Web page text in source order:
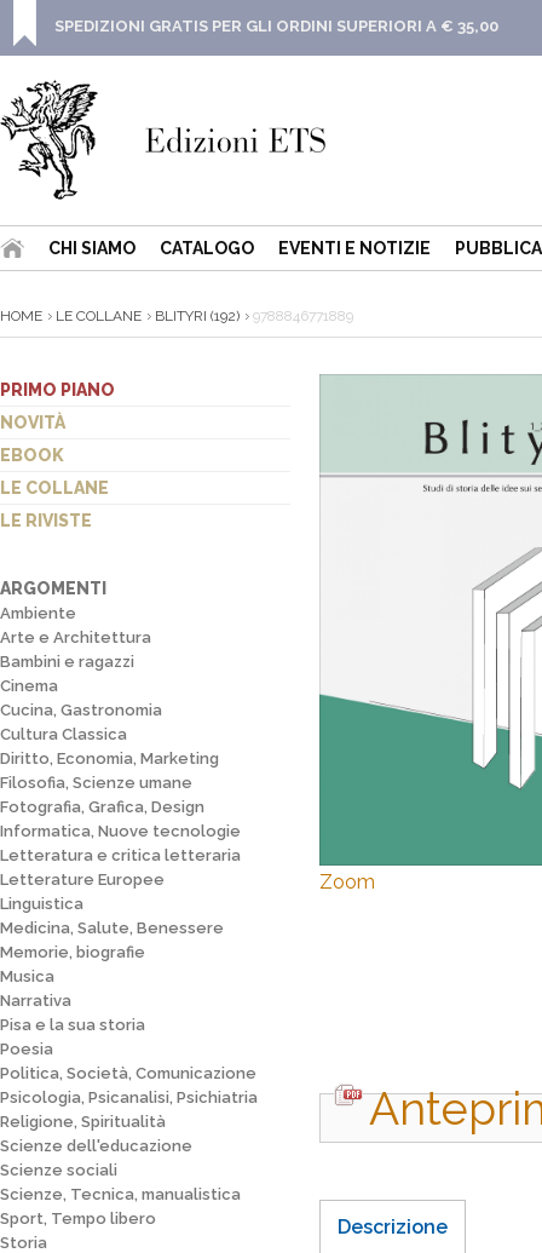
SPEDIZIONI GRATIS PER GLI ORDINI SUPERIORI A € 35,00
CHI SIAMO CATALOGO EVENTI E NOTIZIE
HOME LE COLLANE BLITYRI (192) 9788846771889
PRIMO PIANO
NOVITÀ
EBOOK
LE COLLANE
LE RIVISTE
ARGOMENTI
Ambiente
Arte e Architettura
Bambini e ragazzi
Cinema
Cucina, Gastronomia
Cultura Classica
Diritto, Economia, Marketing
Filosofia, Scienze umane
Fotografia, Grafica, Design
Informatica, Nuove tecnologie
Letteratura e critica letteraria
Letterature Europee
Linguistica
Medicina, Salute, Benessere
Memorie, biografie
Musica
Narrativa
Pisa e la sua storia
Poesia
Politica, Società, Comunicazione
Psicologia, Psicanalisi, Psichiatria
Religione, Spiritualità
Scienze dell'educazione
Scienze sociali
Scienze, Tecnica, manualistica
Sport, Tempo libero
Storia
Zoom
Descrizione